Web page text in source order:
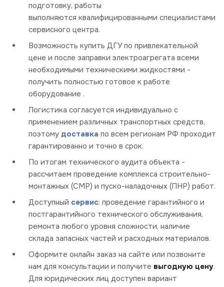
подготовку, работы
выполняются квалифицированными специалистами
сервисного центра.
Возможность купить ДГУ по привлекательной
цене и после заправки электроагрегата всеми
необходимыми техническими жидкостями -
получить полностью готовое к работе
оборудование .
Логистика согласуется индивидуально с
применением различных транспортных средств,
поэтому доставка по всем регионам РФ проходит
гарантированно и точно в срок.
По итогам технического аудита объекта -
рассчитаем проведение комплекса строительно-
монтажных (СМР) и пуско-наладочных (ПНР) работ.
Доступный сервис: проведение гарантийного и
постгарантийного технического обслуживания,
ремонта любого уровня сложности, наличие
склада запасных частей и расходных материалов.
Оформите онлайн заказ на сайте или позвоните
нам для консультации и получите выгодную цену.
Для юридических лиц доступен вариант